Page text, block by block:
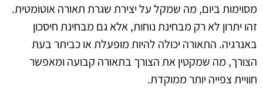
מסוימות ביום, מה שמקל על יצירת שגרת תאורה אוטומטית.
זהו יתרון לא רק מבחינת נוחות, אלא גם מבחינת חיסכון
באנרגיה. התאורה יכולה להיות מופעלת או כביתר בעת
הצורך, מה שמקטין את הצורך בתאורה קבועה ומאפשר
חוויית צפייה יותר ממוקדת.